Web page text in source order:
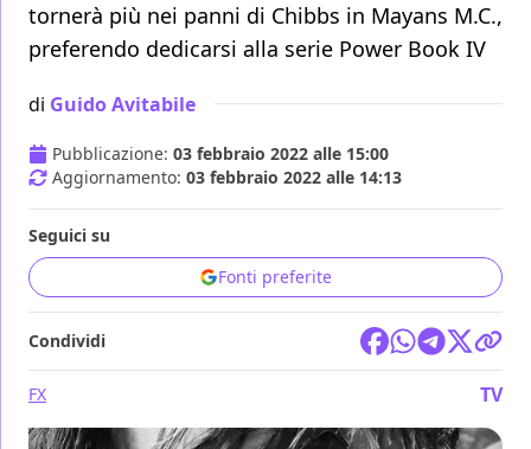
tornerà più nei panni di Chibbs in Mayans M.C.,
preferendo dedicarsi alla serie Power Book IV
di Guido Avitabile
Pubblicazione: 03 febbraio 2022 alle 15:00
Aggiornamento: 03 febbraio 2022 alle 14:13
Seguici su
Fonti preferite
Condividi
FX TV